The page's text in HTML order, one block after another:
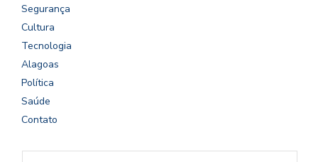
Segurança
Cultura
Tecnologia
Alagoas
Política
Saúde
Contato